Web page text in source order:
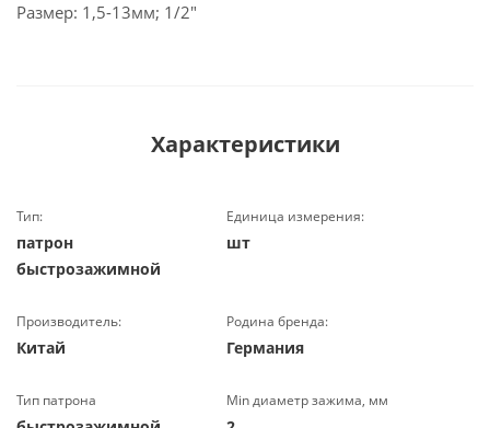
Размер: 1,5-13мм; 1/2"
Характеристики
Тип:
патрон
быстрозажимной
Единица измерения:
шт
Производитель:
Китай
Родина бренда:
Германия
Тип патрона Min диаметр зажима, мм